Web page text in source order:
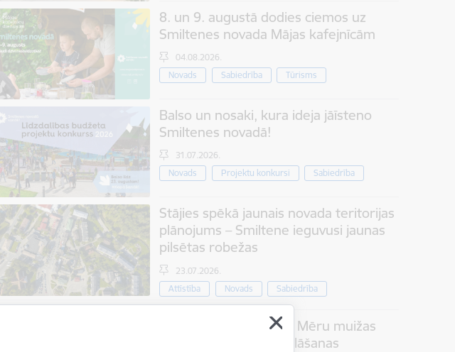
8. un 9. augustā dodies ciemos uz
Smiltenes novada Mājas kafejnīcām
04.08.2026.
Novads
Sabiedrība Tūrisms
Balso un nosaki, kura ideja jāīsteno
Smiltenes novadā!
31.07.2026.
Novads
Projektu konkursi Sabiedrība
Stājies spēkā jaunais novada teritorijas
plānojums – Smiltene ieguvusi jaunas
pilsētas robežas
23.07.2026.
Attīstība
Novads Sabiedrība
Jauna satikšanās vieta Mēru muižas
parkā – aicinām uz atklāšanas